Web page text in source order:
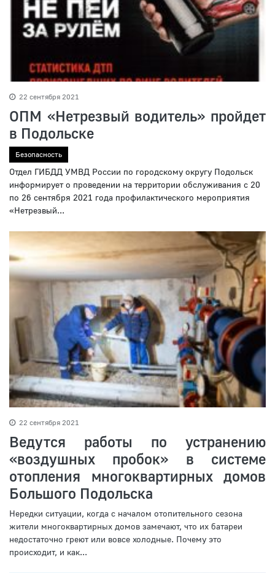
22 сентября 2021
ОПМ «Нетрезвый водитель» пройдет
в Подольске
Безопасность
Отдел ГИБДД УМВД России по городскому округу Подольск
информирует о проведении на территории обслуживания с 20
по 26 сентября 2021 года профилактического мероприятия
«Нетрезвый...
22 сентября 2021
Ведутся работы по устранению
«воздушных пробок» в системе
отопления многоквартирных домов
Большого Подольска
Нередки ситуации, когда с началом отопительного сезона
жители многоквартирных домов замечают, что их батареи
недостаточно греют или вовсе холодные. Почему это
происходит, и как...